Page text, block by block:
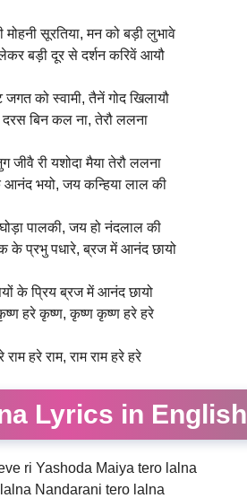
मोहनी सूरतिया, मन को बड़ी लुभावे
बड़ी दूर से दर्शन करिवें आयौ
जगत को स्वामी, तैनें गोद खिलायौ
दरस बिन कल ना, तेरौ ललना
जीवै री यशोदा मैया तेरौ ललना
आनंद भयो, जय कन्हिया लाल की
पालकी, जय हो नंदलाल की
के प्रभु पधारे, ब्रज में आनंद छायो
के प्रिय ब्रज में आनंद छायो
हरे कृष्ण, कृष्ण कृष्ण हरे हरे
राम हरे राम, राम राम हरे हरे
Lyrics in English
ri Yashoda Maiya tero lalna
Nandarani tero lalna